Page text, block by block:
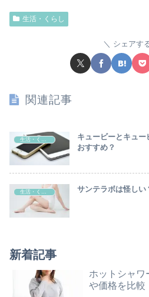
生活・くらし
シェアす
関連記事
生活・くらし
キュービーとキュ
おすすめ？
サンテラボは怪しい
新着記事
ホットシャワ
や価格を比較